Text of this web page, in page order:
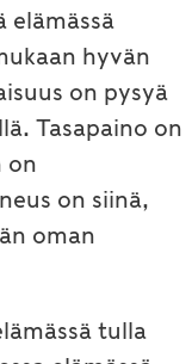
elämässä
hyvän
on pysyä
Tasapaino on
on
on siinä,
oman
tulla